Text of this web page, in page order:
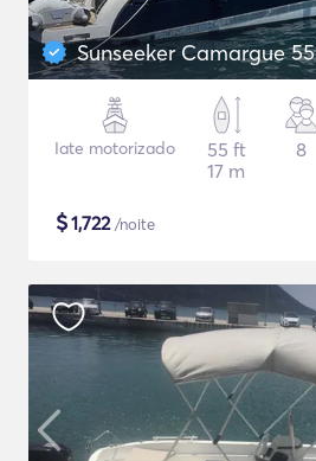
Sunseeker Camargue 55
Iate motorizado
55 ft
17 m
8
$1,722/noite